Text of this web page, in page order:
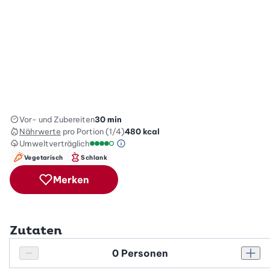
Vor- und Zubereiten30 min
Nährwerte pro Portion (1/4)480kcal
Umweltverträglich
Green Betty Skala Info
Vegetarisch Schlank
Merken
Zutaten
Personenanzahl verringern
Personenanzahl